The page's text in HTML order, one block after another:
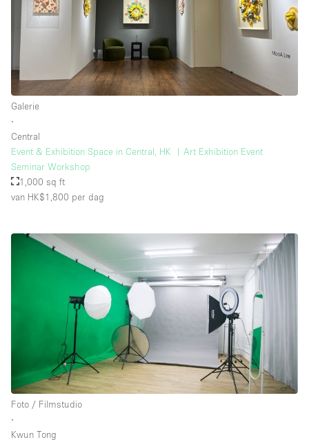
Galerie
∙
Central
Event & Exhibition Space in Central, HK ︳Art Exhibition Event
Seminar Workshop
1,000 sq ft
van HK$1,800 per dag
Foto / Filmstudio
∙
Kwun Tong